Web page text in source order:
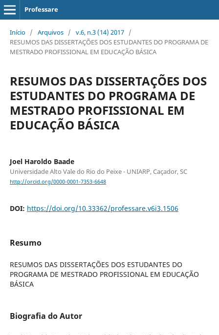
Professare
Início / Arquivos / v.6, n.3 (14) 2017 /
RESUMOS DAS DISSERTAÇÕES DOS ESTUDANTES DO PROGRAMA DE
MESTRADO PROFISSIONAL EM EDUCAÇÃO BÁSICA
RESUMOS DAS DISSERTAÇÕES DOS
ESTUDANTES DO PROGRAMA DE
MESTRADO PROFISSIONAL EM
EDUCAÇÃO BÁSICA
Joel Haroldo Baade
Universidade Alto Vale do Rio do Peixe - UNIARP, Caçador, SC
http://orcid.org/0000-0001-7353-6648
DOI: https://doi.org/10.33362/professare.v6i3.1506
Resumo
RESUMOS DAS DISSERTAÇÕES DOS ESTUDANTES DO
PROGRAMA DE MESTRADO PROFISSIONAL EM EDUCAÇÃO
BÁSICA
Biografia do Autor